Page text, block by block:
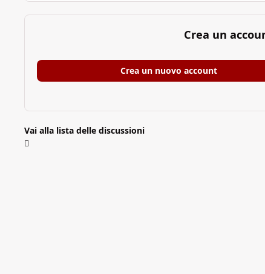
Crea un
Crea un nuovo account
Vai alla lista delle discussioni